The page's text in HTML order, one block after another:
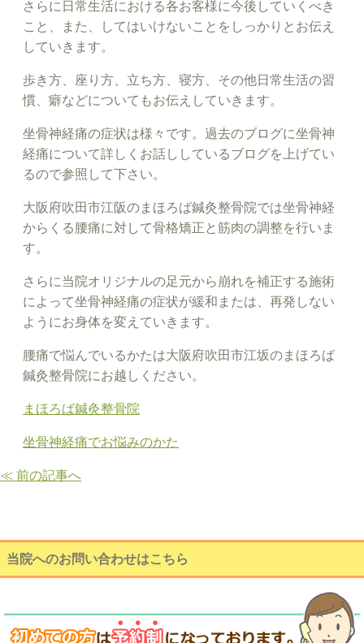
さらに日常生活における各お客様に今後していくべき
こと、また、してはいけないことをしっかりとお伝え
していきます。
歩き方、座り方、立ち方、寝方、その他日常生活の習
慣、癖などについてもお伝えしていきます。
坐骨神経痛の症状は様々です。過去のブログに坐骨神
経痛について詳しくお話ししているブログを上げてい
るので参照して下さい。
大阪府吹田市江阪のまほろば鍼灸整骨院では坐骨神経
からくる腰痛に対して骨格矯正と筋肉の調整を行いま
す。
さらに当院オリジナルの足元から崩れを補正する施術
によって坐骨神経痛の症状が緩和または、再発しない
ようにお身体を変えていきます。
腰痛で悩んでいるかたは大阪府吹田市江坂のまほろば
鍼灸整骨院にお越しください。
まほろば鍼灸整骨院
坐骨神経痛でお悩みのかた
≪ 前の記事へ
当院へのお問い合わせはこちら